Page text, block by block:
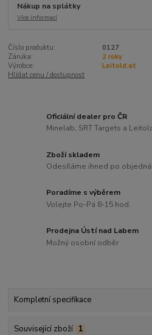
Nákup na splátky
Více informací
Číslo produktu:
0127
Záruka:
2 roky
Výrobce:
Leitold.at
Hlídat cenu / dostupnost
Oficiální dealer pro ČR
Minelab, SRT Targets a
Zboží skladem
Odesíláme ihned po
Poradíme s výběrem
Volejte Po-Pá 8-15 hod.
Prodejna Ústí nad Labem
Možný osobní odběr
Kompletní specifikace
Související zboží 1